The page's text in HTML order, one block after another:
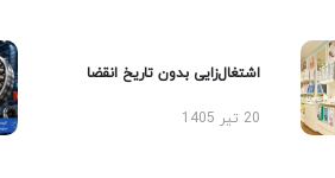
اشتغال‌زایی بدون تاریخ انقضا
20 تیر 1405